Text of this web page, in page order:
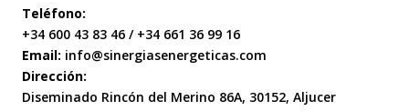
Teléfono:
+34 600 43 83 46 / +34 661 36 99 16
Email: info@sinergiasenergeticas.com
Dirección:
Diseminado Rincón del Merino 86A, 30152, Aljucer